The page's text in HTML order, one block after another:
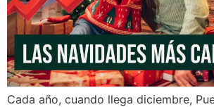
Cada año, cuando llega diciembre,